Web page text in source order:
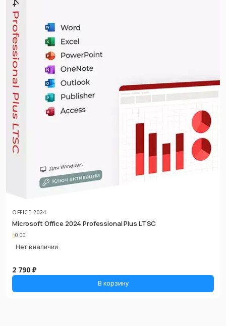
OFFICE 2024
Microsoft Office 2024 Professional Plus LTSC
0.00
Нет в наличии
2 790 ₽
В корзину